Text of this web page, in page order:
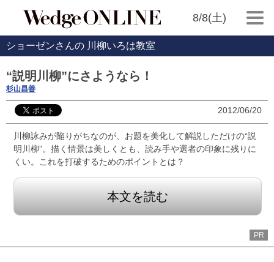
8/8(土)
ショーゼンさんの 川柳いろは教室
“説明川柳”にさようなら！
杉山昌善
2012/06/20
川柳詠みが陥りがちなのが、お題を美化して解説しただけの“説
明川柳”。描く情景は美しくとも、読み手や選者の印象に残りに
くい。これを打破するためのポイントとは？
本文を読む
PR